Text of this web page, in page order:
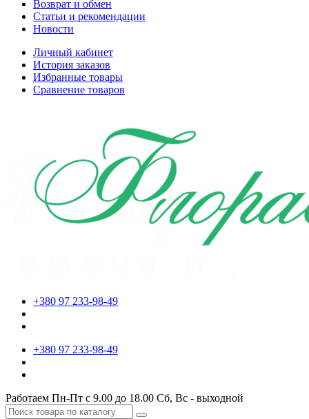
Возврат и обмен
Статьи и рекомендации
Новости
Личный кабинет
История заказов
Избранные товары
Сравнение товаров
+380 97 233-98-49
+380 97 233-98-49
Работаем Пн-Пт с 9.00 до 18.00 Сб, Вс - выходной